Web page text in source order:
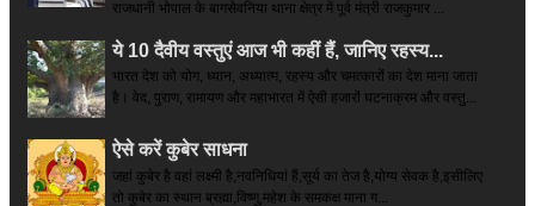
राजधानी भोपाल के बागसेवनिया थाना क्षेत्र में पूर्व मंत्री राजकुमार ...
ये 10 दैवीय वस्तुएं आज भी कहीं हैं, जानिए रहस्य...
भारत देश को योग, ध्यान, अध्यात्म, रहस्य और चमत्कारों का देश माना जाता
है। वेद, पुराण, रामायण और महाभारत में ऐसी हजारों घटनाक्रम और वस्तु...
ऐसे करें कुबेर साधना
जहां कुबेर है­ वहां लक्ष्मी है,नवनिधियां हैं,सूर्य का तेज है,योग्य सेवक है,इसीलिए
तो कुबेर का स्थान ब्रह्मा,विष्णु,महेश के समकक्ष माना ग...